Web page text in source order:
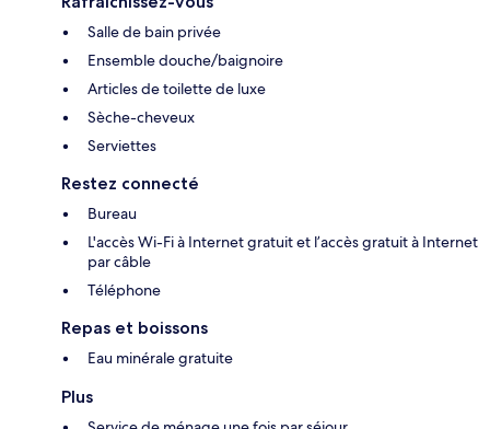
Salle de bain privée
Ensemble douche/baignoire
Articles de toilette de luxe
Sèche-cheveux
Serviettes
Restez connecté
Bureau
L'accès Wi-Fi à Internet gratuit et l’accès gratuit à Internet
par câble
Téléphone
Repas et boissons
Eau minérale gratuite
Plus